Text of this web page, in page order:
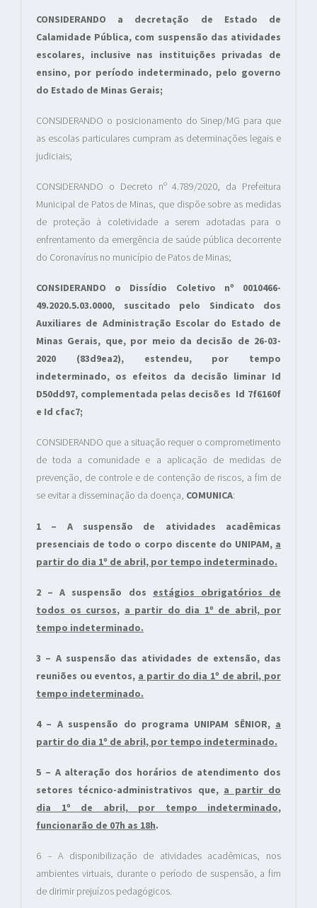
CONSIDERANDO a decretação de Estado de
Calamidade Pública, com suspensão das atividades
escolares, inclusive nas instituições privadas de
ensino, por período indeterminado, pelo governo
do Estado de Minas Gerais;
CONSIDERANDO o posicionamento do Sinep/MG para que
as escolas particulares cumpram as determinações legais e
judiciais;
CONSIDERANDO o Decreto nº 4.789/2020, da Prefeitura
Municipal de Patos de Minas, que dispõe sobre as medidas
de proteção à coletividade a serem adotadas para o
enfrentamento da emergência de saúde pública decorrente
do Coronavírus no município de Patos de Minas;
CONSIDERANDO o Dissídio Coletivo nº 0010466-
49.2020.5.03.0000, suscitado pelo Sindicato dos
Auxiliares de Administração Escolar do Estado de
Minas Gerais, que, por meio da decisão de 26-03-
2020 (83d9ea2), estendeu, por tempo
indeterminado, os efeitos da decisão liminar Id
D50dd97, complementada pelas decisões Id 7f6160f
e Id cfac7;
CONSIDERANDO que a situação requer o comprometimento
de toda a comunidade e a aplicação de medidas de
prevenção, de controle e de contenção de riscos, a fim de
se evitar a disseminação da doença, COMUNICA:
1 – A suspensão de atividades acadêmicas
presenciais de todo o corpo discente do UNIPAM, a
partir do dia 1º de abril, por tempo indeterminado.
2 – A suspensão dos estágios obrigatórios de
todos os cursos, a partir do dia 1º de abril, por
tempo indeterminado.
3 – A suspensão das atividades de extensão, das
reuniões ou eventos, a partir do dia 1º de abril, por
tempo indeterminado.
4 – A suspensão do programa UNIPAM SÊNIOR, a
partir do dia 1º de abril, por tempo indeterminado.
5 – A alteração dos horários de atendimento dos
setores técnico-administrativos que, a partir do
dia 1º de abril, por tempo indeterminado,
funcionarão de 07h as 18h.
6 – A disponibilização de atividades acadêmicas, nos
ambientes virtuais, durante o período de suspensão, a fim
de dirimir prejuízos pedagógicos.